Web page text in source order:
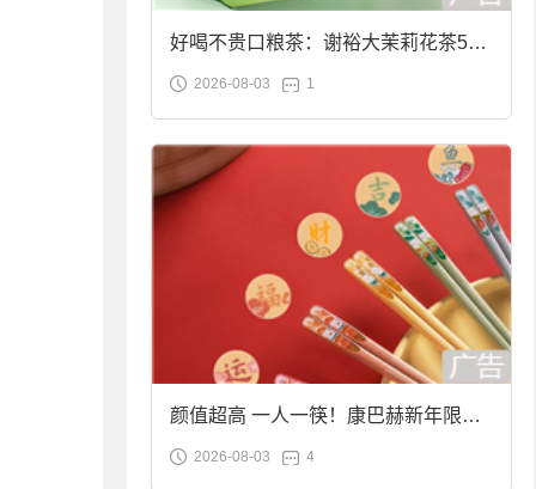
好喝不贵口粮茶：谢裕大茉莉花茶50g
袋装9.9元到手
2026-08-03 1
颜值超高 一人一筷！康巴赫新年限定
合金筷子大促：19.9元
2026-08-03 4